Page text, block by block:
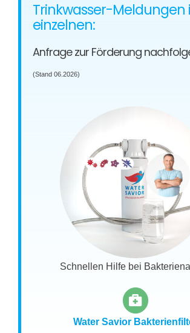
Trinkwasser-Meldungen
einzelnen:
Anfrage zur Förderung
(Stand 06.2026)
Schnellen Hilfe bei
Water Savior